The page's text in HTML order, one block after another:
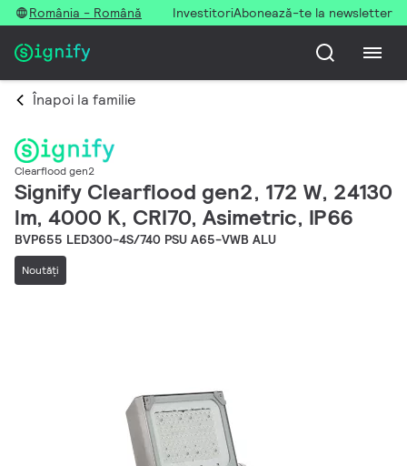
România - Română InvestitoriAbonează-te la newsletter
Înapoi la familie
Clearflood gen2
Signify Clearflood gen2, 172 W, 24130
lm, 4000 K, CRI70, Asimetric, IP66
BVP655 LED300-4S/740 PSU A65-VWB ALU
Noutăţi